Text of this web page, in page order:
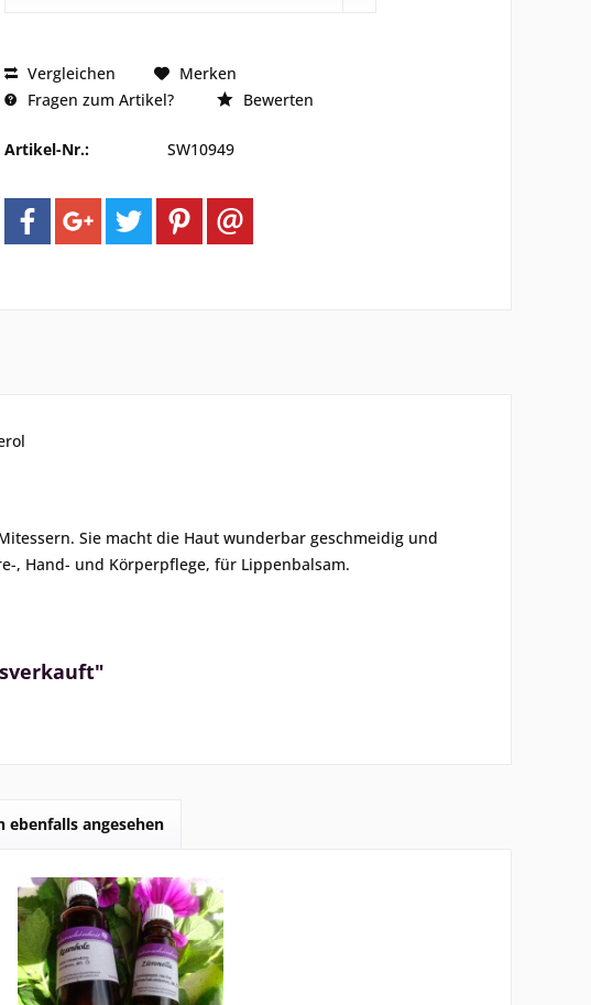
Vergleichen
Merken
Fragen zum Artikel?
Bewerten
Artikel-Nr.: SW10949
Sie macht die Haut wunderbar geschmeidig und
, Hand- und Körperpflege, für Lippenbalsam.
ebenfalls angesehen